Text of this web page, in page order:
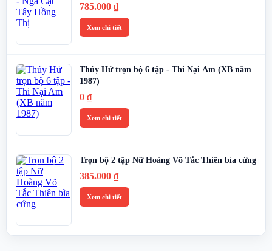
785.000 ₫
Xem chi tiết
Thủy Hử trọn bộ 6 tập - Thi Nại Am (XB năm
1987)
0 ₫
Xem chi tiết
Trọn bộ 2 tập Nữ Hoàng Võ Tắc Thiên bìa cứng
385.000 ₫
Xem chi tiết